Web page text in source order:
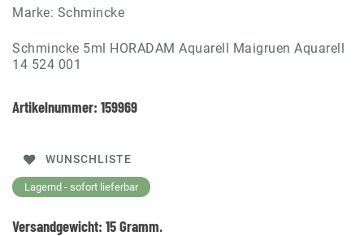
Marke: Schmincke
Schmincke 5ml HORADAM Aquarell Maigruen Aquarell
14 524 001
Artikelnummer: 159969
WUNSCHLISTE
Lagernd - sofort lieferbar
Versandgewicht: 15Gramm.